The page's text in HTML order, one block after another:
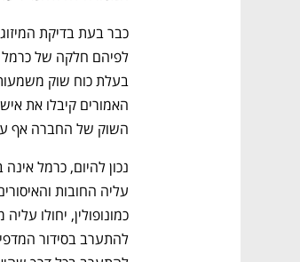
בעלת כוח שוק
השוק של החברה אף